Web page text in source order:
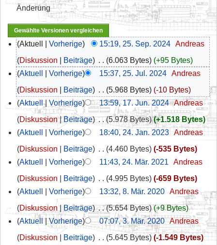
Änderung
Aktuell Vorherige 15:19, 25. Sep. 2024‎ Andreas
Diskussion
Beiträge 6.063 Bytes
+95 Bytes
Aktuell
Vorherige 15:37, 25. Jul. 2024‎ Andreas
Diskussion
Beiträge 5.968 Bytes
-10 Bytes
Aktuell
Vorherige 13:59, 17. Jun. 2024‎ Andreas
Diskussion
Beiträge ‎ 5.978 Bytes
+1.518 Bytes
Aktuell
Vorherige 18:40, 24. Jan. 2023‎ Andreas
Diskussion
Beiträge 4.460 Bytes
-535 Bytes
Aktuell
Vorherige 11:43, 24. Mär. 2021
Andreas
Diskussion
Beiträge 4.995 Bytes
-659 Bytes
Aktuell
Vorherige 13:32, 8. Mär. 2020‎ Andreas
Diskussion
Beiträge ‎ 5.654 Bytes
+9 Bytes
Aktuell
Vorherige 07:07, 3. Mär. 2020‎ Andreas
Diskussion
Beiträge 5.645 Bytes
-1.549 Bytes